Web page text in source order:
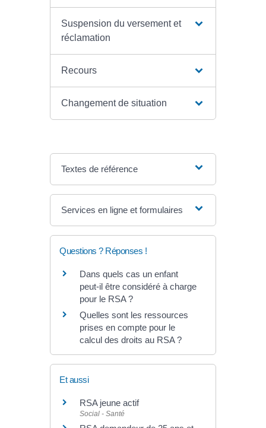
Suspension du versement et
réclamation
Recours
Changement de situation
Textes de référence
Services en ligne et formulaires
Questions ? Réponses !
Dans quels cas un enfant
peut-il être considéré à charge
pour le RSA ?
Quelles sont les ressources
prises en compte pour le
calcul des droits au RSA ?
Et aussi
RSA jeune actif
Social - Santé